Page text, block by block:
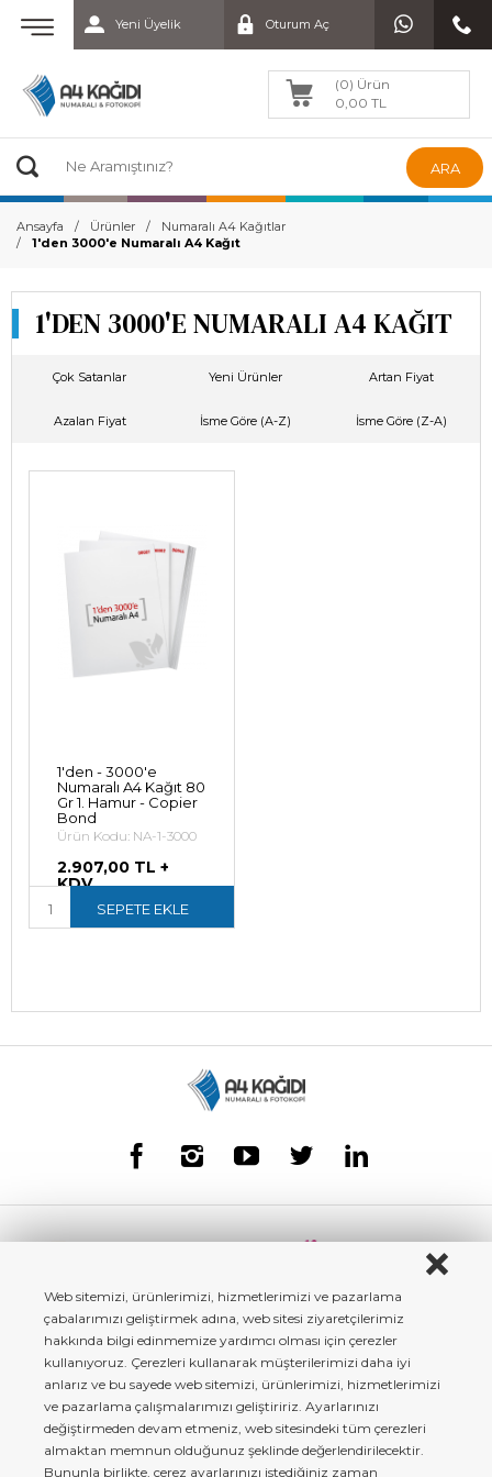
Yeni Üyelik Oturum Aç
(0) Ürün
0,00 TL
ARA
Ansayfa Ürünler
Numaralı A4 Kağıtlar
1'den 3000'e Numaralı A4 Kağıt
1'DEN 3000'E NUMARALI A4 KAĞIT
Çok Satanlar Yeni Ürünler Artan Fiyat
Azalan Fiyat İsme Göre (A-Z) İsme Göre (Z-A)
1'den - 3000'e
Numaralı A4 Kağıt 80
Gr 1. Hamur - Copier
Bond
Ürün Kodu: NA-1-3000
2.907,00 TL +
KDV
3.488,40 TL (KDV
Dahil)
SEPETE EKLE
Web sitemizi, ürünlerimizi, hizmetlerimizi ve pazarlama
çabalarımızı geliştirmek adına, web sitesi ziyaretçilerimiz
hakkında bilgi edinmemize yardımcı olması için çerezler
kullanıyoruz. Çerezleri kullanarak müşterilerimizi daha iyi
anlarız ve bu sayede web sitemizi, ürünlerimizi, hizmetlerimizi
ve pazarlama çalışmalarımızı geliştiririz. Ayarlarınızı
değiştirmeden devam etmeniz, web sitesindeki tüm çerezleri
almaktan memnun olduğunuz şeklinde değerlendirilecektir.
Bununla birlikte, çerez ayarlarınızı istediğiniz zaman